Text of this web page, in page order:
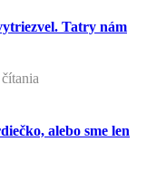
Tatry nám
čítania
alebo sme len